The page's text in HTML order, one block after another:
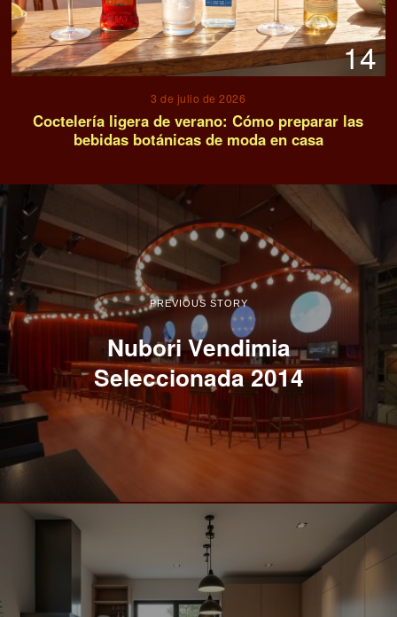
14
3 de julio de 2026
Coctelería ligera de verano: Cómo preparar las
bebidas botánicas de moda en casa
PREVIOUS STORY
Nubori Vendimia
Seleccionada 2014